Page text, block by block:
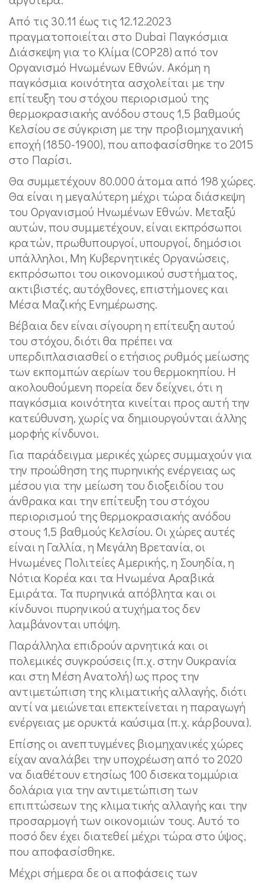
Από τις 30.11 έως τις 12.12.2023
πραγματοποιείται στο Dubai Παγκόσμια
Διάσκεψη για το Κλίμα (COP28) από τον
Οργανισμό Ηνωμένων Εθνών. Ακόμη η
παγκόσμια κοινότητα ασχολείται με την
επίτευξη του στόχου περιορισμού της
θερμοκρασιακής ανόδου στους 1,5 βαθμούς
Κελσίου σε σύγκριση με την προβιομηχανική
εποχή (1850-1900), που αποφασίσθηκε το 2015
στο Παρίσι.
Θα συμμετέχουν 80.000 άτομα από 198 χώρες.
Θα είναι η μεγαλύτερη μέχρι τώρα διάσκεψη
του Οργανισμού Ηνωμένων Εθνών. Μεταξύ
αυτών, που συμμετέχουν, είναι εκπρόσωποι
κρατών, πρωθυπουργοί, υπουργοί, δημόσιοι
υπάλληλοι, Μη Κυβερνητικές Οργανώσεις,
εκπρόσωποι του οικονομικού συστήματος,
ακτιβιστές, αυτόχθονες, επιστήμονες και
Μέσα Μαζικής Ενημέρωσης.
Βέβαια δεν είναι σίγουρη η επίτευξη αυτού
του στόχου, διότι θα πρέπει να
υπερδιπλασιασθεί ο ετήσιος ρυθμός μείωσης
των εκπομπών αερίων του θερμοκηπίου. Η
ακολουθούμενη πορεία δεν δείχνει, ότι η
παγκόσμια κοινότητα κινείται προς αυτή την
κατεύθυνση, χωρίς να δημιουργούνται άλλης
μορφής κίνδυνοι.
Για παράδειγμα μερικές χώρες συμμαχούν για
την προώθηση της πυρηνικής ενέργειας ως
μέσου για την μείωση του διοξειδίου του
άνθρακα και την επίτευξη του στόχου
περιορισμού της θερμοκρασιακής ανόδου
στους 1,5 βαθμούς Κελσίου. Οι χώρες αυτές
είναι η Γαλλία, η Μεγάλη Βρετανία, οι
Ηνωμένες Πολιτείες Αμερικής, η Σουηδία, η
Νότια Κορέα και τα Ηνωμένα Αραβικά
Εμιράτα. Τα πυρηνικά απόβλητα και οι
κίνδυνοι πυρηνικού ατυχήματος δεν
λαμβάνονται υπόψη.
Παράλληλα επιδρούν αρνητικά και οι
πολεμικές συγκρούσεις (π.χ. στην Ουκρανία
και στη Μέση Ανατολή) ως προς την
αντιμετώπιση της κλιματικής αλλαγής, διότι
αντί να μειώνεται επεκτείνεται η παραγωγή
ενέργειας με ορυκτά καύσιμα (π.χ. κάρβουνα).
Επίσης οι ανεπτυγμένες βιομηχανικές χώρες
είχαν αναλάβει την υποχρέωση από το 2020
να διαθέτουν ετησίως 100 δισεκατομμύρια
δολάρια για την αντιμετώπιση των
επιπτώσεων της κλιματικής αλλαγής και την
προσαρμογή των οικονομιών τους. Αυτό το
ποσό δεν έχει διατεθεί μέχρι τώρα στο ύψος,
που αποφασίσθηκε.
Μέχρι σήμερα δε οι αποφάσεις των